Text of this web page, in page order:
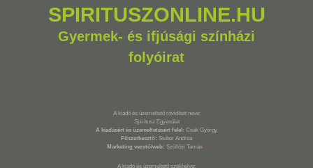
SPIRITUSZONLINE.HU
Gyermek- és ifjúsági színházi
folyóirat
A kiadó és üzemeltető rövidített neve:
Spiritusz Egyesület
A kiadásért és üzemeltetésért felel: Csák György
Főszerkesztő: Stuber Andrea
Marketing vezető/web: Szöllősi Tamás *
A kiadó és üzemeltető székhelye: